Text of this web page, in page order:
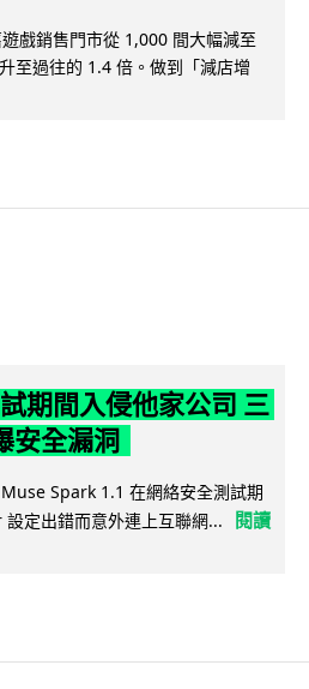
戲銷售門市從 1,000 間大幅減至
至過往的 1.4 倍。做到「減店增
期間入侵他家公司 三
安全漏洞
Spark 1.1 在網絡安全測試期
定出錯而意外連上互聯網...
閱讀